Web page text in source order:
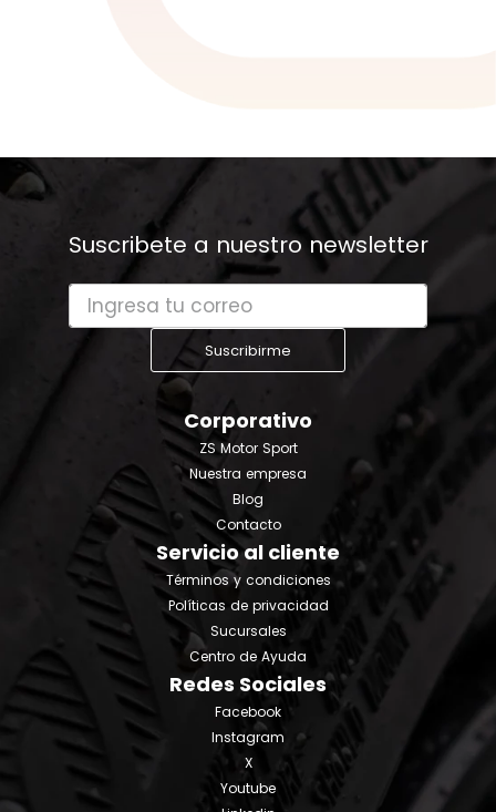
Suscribete a nuestro newsletter
Suscribirme
Corporativo
ZS Motor Sport
Nuestra empresa
Blog
Contacto
Servicio al cliente
Términos y condiciones
Políticas de privacidad
Sucursales
Centro de Ayuda
Redes Sociales
Facebook
Instagram
X
Youtube